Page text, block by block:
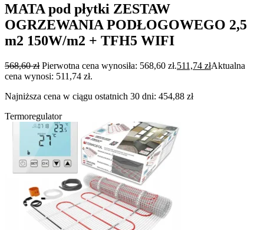
MATA pod płytki ZESTAW
OGRZEWANIA PODŁOGOWEGO 2,5
m2 150W/m2 + TFH5 WIFI
568,60zł Pierwotna cena wynosiła: 568,60 zł.511,74 złAktualna
cena wynosi: 511,74 zł.
Najniższa cena w ciągu ostatnich 30 dni: 454,88 zł
Termoregulator